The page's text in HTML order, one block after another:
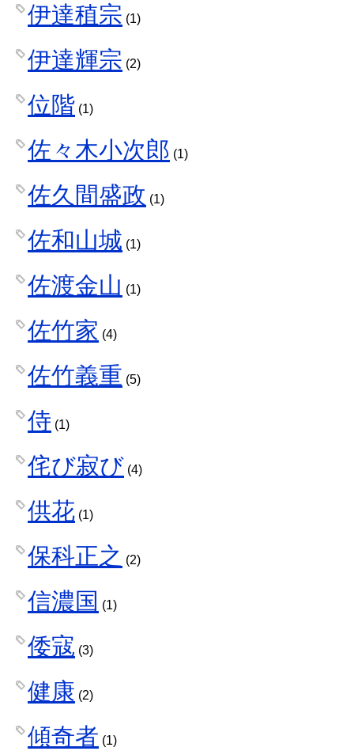
伊達稙宗 (1)
伊達輝宗 (2)
位階 (1)
佐々木小次郎 (1)
佐久間盛政 (1)
佐和山城 (1)
佐渡金山 (1)
佐竹家 (4)
佐竹義重 (5)
侍 (1)
侘び寂び (4)
供花 (1)
保科正之 (2)
信濃国 (1)
倭寇 (3)
健康 (2)
傾奇者 (1)